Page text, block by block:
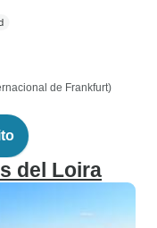
de Frankfurt)
del Loira